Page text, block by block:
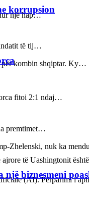
për kombin shqiptar. Ky…
Zhelenski, nuk ka
një hap…
fitoi 2:1 ndaj…
(AI). Përparimi i
korrupsion
të tij…
premtimet…
biznesmeni
ajrore të Uashingtonit